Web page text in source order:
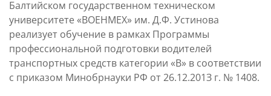
Балтийском государственном техническом
университете «ВОЕНМЕХ» им. Д.Ф. Устинова
реализует обучение в рамках Программы
профессиональной подготовки водителей
транспортных средств категории «В» в соответствии
с приказом Минобрнауки РФ от 26.12.201З г. № 1408.